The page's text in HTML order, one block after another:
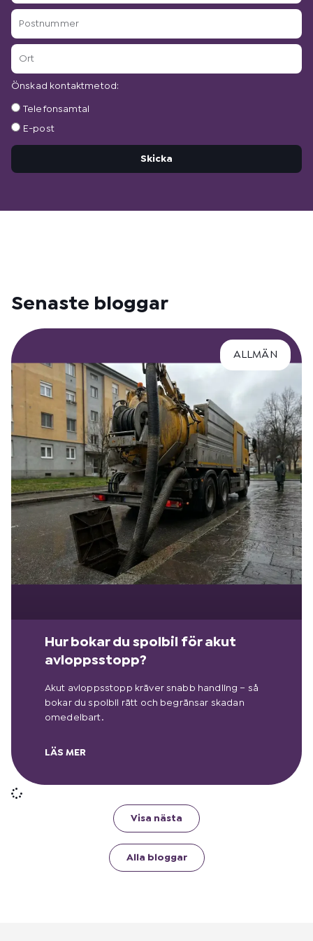
Postnummer
Ort
Önskad kontaktmetod:
Önskad
Telefonsamtal
E-post
Skicka
Senaste bloggar
ALLMÄN
Hur bokar du spolbil för akut
avloppsstopp?
Akut avloppsstopp kräver snabb handling – så
bokar du spolbil rätt och begränsar skadan
omedelbart.
LÄS MER
Visa nästa
Alla bloggar